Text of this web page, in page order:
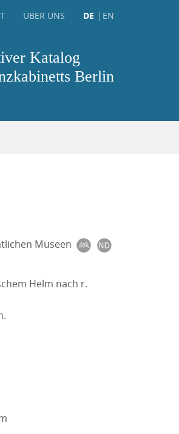
ÜBER UNS DE EN
Katalog
Berlin
Museen
Helm nach r.